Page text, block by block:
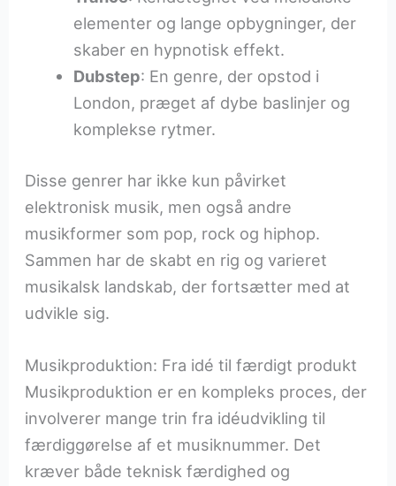
elementer og lange opbygninger, der
skaber en hypnotisk effekt.
Dubstep: En genre, der opstod i
London, præget af dybe baslinjer og
komplekse rytmer.
Disse genrer har ikke kun påvirket
elektronisk musik, men også andre
musikformer som pop, rock og hiphop.
Sammen har de skabt en rig og varieret
musikalsk landskab, der fortsætter med at
udvikle sig.
Musikproduktion: Fra idé til færdigt produkt
Musikproduktion er en kompleks proces, der
involverer mange trin fra idéudvikling til
færdiggørelse af et musiknummer. Det
kræver både teknisk færdighed og